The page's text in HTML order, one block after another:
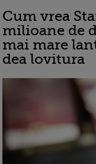
Cum vrea
milioane de
mai mare
dea lovitura